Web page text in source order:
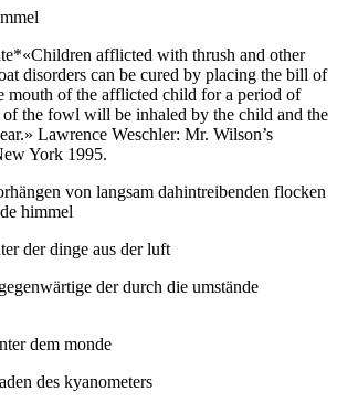
*«Children afflicted with thrush and other
disorders can be cured by placing the bill of
mouth of the afflicted child for a period of
the fowl will be inhaled by the child and the
Lawrence Weschler: Mr. Wilson’s
York 1995.
von langsam dahintreibenden flocken
himmel
der dinge aus der luft
der durch die umstände
dem monde
des kyanometers